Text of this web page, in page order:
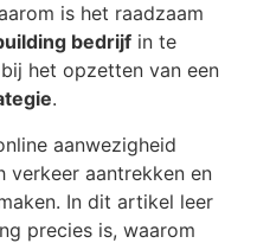
is het raadzaam
bedrijf in te
het opzetten van een
.
aanwezigheid
verkeer aantrekken en
In dit artikel leer
precies is, waarom